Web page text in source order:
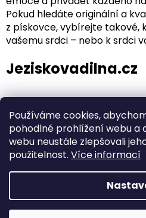
Používáme cookies,
pohodlné prohlížení webu a
webu neustále zlepšovali
použitelnost. Více informací
Pokud hledáte originální a
z pískovce, vybírejte takové,
vašemu srdci – nebo k srdci
Jeziskovadilna.cz
PŘEDCHOZÍ ČLÁNEK
Copyright 2026